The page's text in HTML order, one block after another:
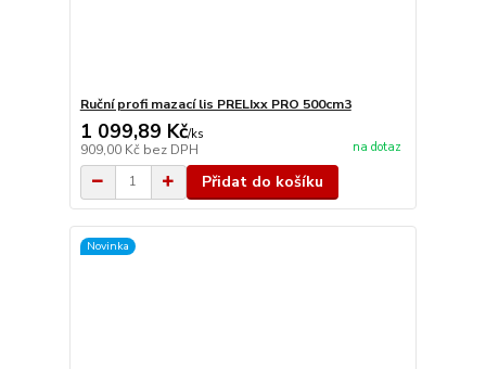
Ruční profi mazací lis PRELIxx PRO 500cm3
1 099,89 Kč/ks
909,00 Kč bez DPH na dotaz
Přidat do košíku
Novinka